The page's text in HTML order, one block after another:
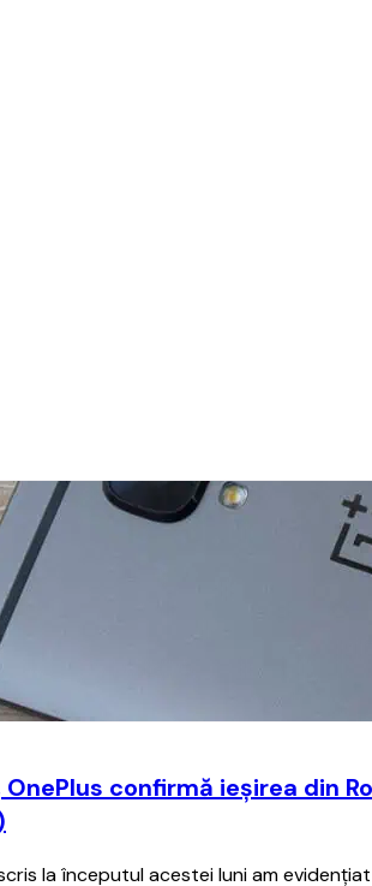
OnePlus confirmă ieşirea din
la începutul acestei luni am